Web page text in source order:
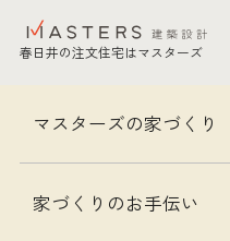
愛知県春日井の注文住宅はマスターズ
春日井の注文住宅はマスターズ
マスターズの家づくり
家づくりのお手伝い
トップ
家づくりコラム
家づくりのはじめの一歩を
家づくりについて